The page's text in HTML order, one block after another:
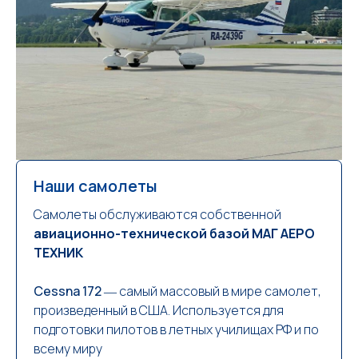
Наши самолеты
Самолеты обслуживаются собственной
авиационно-технической базой МАГ АЕРО
ТЕХНИК
Cessna 172― самый массовый в мире самолет,
произведенный в США. Используется для
подготовки пилотов в летных училищах РФ и по
всему миру